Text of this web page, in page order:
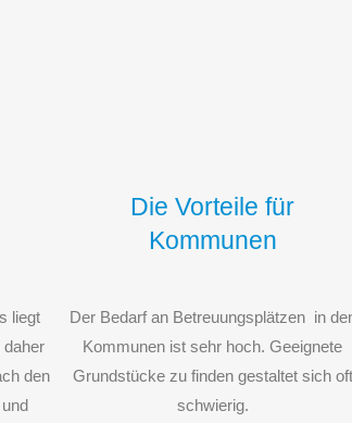
liegt
daher
den
Die Vorteile für
Kommunen
Der Bedarf an Betreuungsplätzen in
Kommunen ist sehr hoch. Geeignete
Grundstücke zu finden gestaltet sich oft
schwierig.